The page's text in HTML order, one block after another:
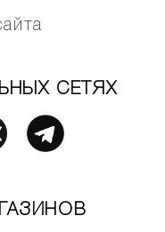
СЕТЯХ